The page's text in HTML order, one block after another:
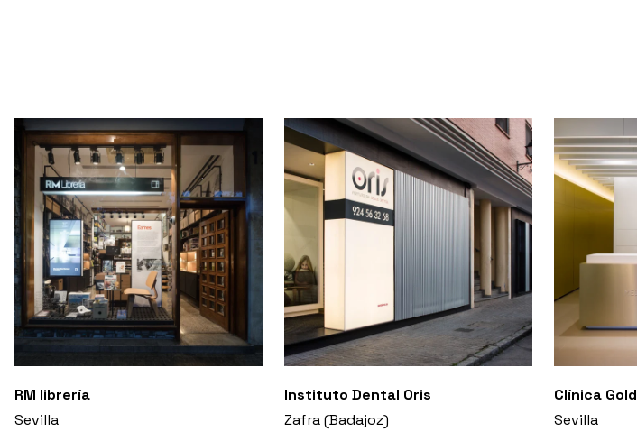
RM librería
Sevilla
Instituto Dental Oris
Zafra (Badajoz)
Clínica
Sevilla